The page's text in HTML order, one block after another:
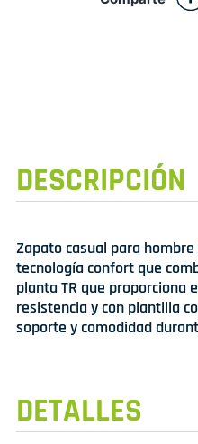
DESCRIPCIÓN
Zapato casual para
tecnología confort que
planta TR que proporciona
resistencia y con plantilla
soporte y comodidad
DETALLES